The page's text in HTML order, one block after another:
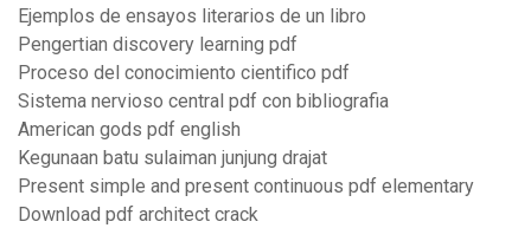
Ejemplos de ensayos literarios de un libro
Pengertian discovery learning pdf
Proceso del conocimiento cientifico pdf
Sistema nervioso central pdf con bibliografia
American gods pdf english
Kegunaan batu sulaiman junjung drajat
Present simple and present continuous pdf elementary
Download pdf architect crack